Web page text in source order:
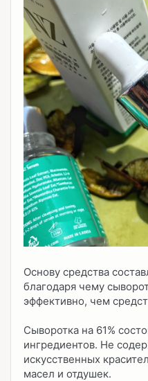
Основу средства
благодаря чему
эффективно, чем
Сыворотка на 61%
ингредиентов. Не
искусственных
масел и отдушек.